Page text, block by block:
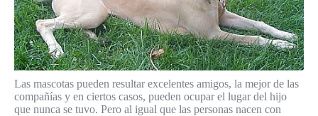
Las mascotas pueden resultar excelentes amigos, la mejor de las
compañías y en ciertos casos, pueden ocupar el lugar del hijo
que nunca se tuvo. Pero al igual que las personas nacen con